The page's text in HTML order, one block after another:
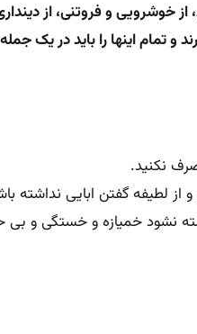
خوشرویی و فروتنی، از
تمام اینها را باید در یک
نکنید.
لطیفه گفتن ابایی نداشته
نشود خمیازه و خستگی